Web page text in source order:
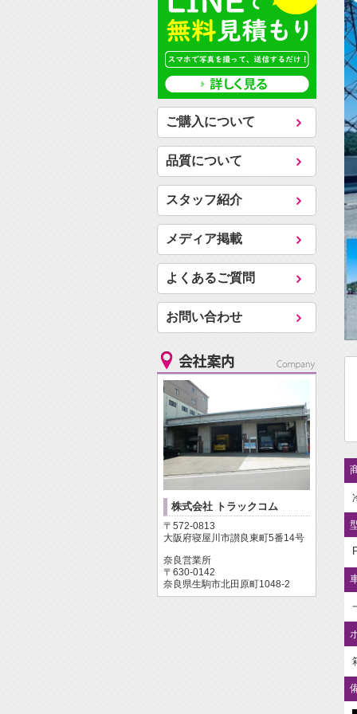
ご購入について
品質について
スタッフ紹介
メディア掲載
よくあるご質問
お問い合わせ
株式会社 トラックコム
〒572-0813
大阪府寝屋川市讃良東町5番14号
奈良営業所
〒630-0142
奈良県生駒市北田原町1048-2